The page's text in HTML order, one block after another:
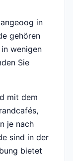
in
gehören
wenigen
Sie
mit dem
je nach
sind in der
bietet